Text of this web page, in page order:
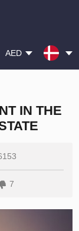
AED
IN THE
7